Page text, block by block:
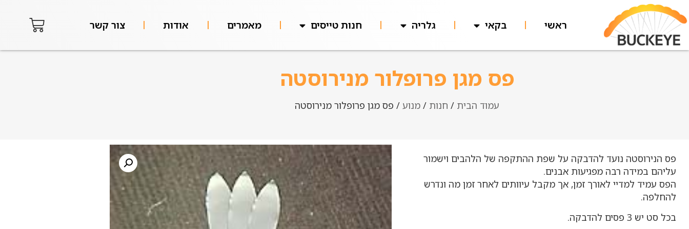
ראשי בקאי גלריה חנות טייסים מאמרים אודות צור קשר
פס מגן פרופלור מנירוסטה
עמוד הבית / חנות /מנוע / פס מגן פרופלור מנירוסטה
פס הנירוסטה נועד להדבקה על שפת ההתקפה של הלהבים וישמור
עליהם במידה רבה מפגיעות אבנים.
הפס עמיד למדיי לאורך זמן, אך מקבל עיוותים לאחר זמן מה ונדרש
להחלפה.
בכל סט יש 3 פסים להדבקה.